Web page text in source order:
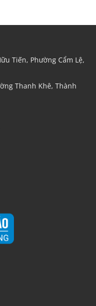
Tiến, Phường Cẩm Lệ,
Thanh Khê, Thành